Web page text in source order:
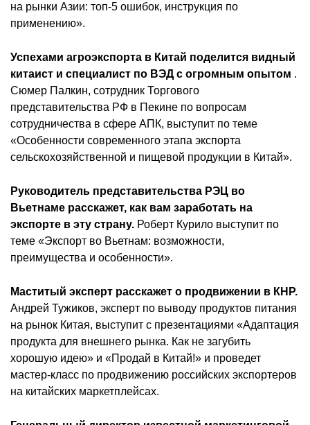
на рынки Азии: топ-5 ошибок, инструкция по
применению».
Успехами агроэкспорта в Китай поделится видный
китаист и специалист по ВЭД с огромным опытом .
Сюмер Палкин, сотрудник Торгового
представительства РФ в Пекине по вопросам
сотрудничества в сфере АПК, выступит по теме
«Особенности современного этапа экспорта
сельскохозяйственной и пищевой продукции в Китай».
Руководитель представительства РЭЦ во
Вьетнаме расскажет, как вам заработать на
экспорте в эту страну. Роберт Курило выступит по
теме «Экспорт во Вьетнам: возможности,
преимущества и особенности».
Маститый эксперт расскажет о продвижении в КНР.
Андрей Тужиков, эксперт по выводу продуктов питания
на рынок Китая, выступит с презентациями «Адаптация
продукта для внешнего рынка. Как не загубить
хорошую идею» и «Продай в Китай!» и проведет
мастер-класс по продвижению российских экспортеров
на китайских маркетплейсах.